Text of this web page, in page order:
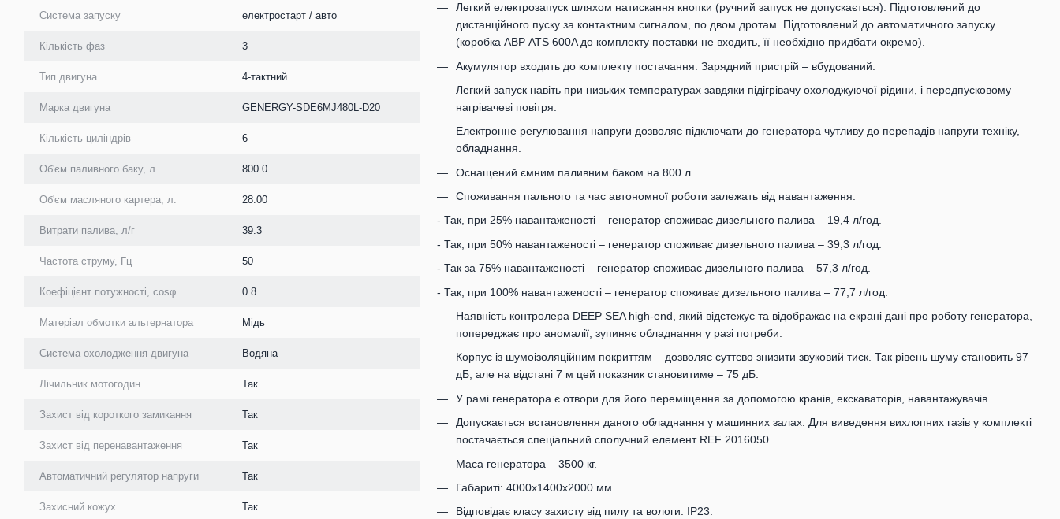
Система запуску електростарт / авто
Кількість фаз 3
Тип двигуна 4-тактний
Марка двигуна GENERGY-SDE6MJ480L-D20
Кількість циліндрів 6
Об'єм паливного баку, л. 800.0
Об'єм масляного картера, л. 28.00
Витрати палива, л/г 39.3
Частота струму, Гц 50
Коефіцієнт потужності, cosφ 0.8
Матеріал обмотки альтернатора Мідь
Система охолодження двигуна Водяна
Лічильник мотогодин Так
Захист від короткого замикання Так
Захист від перенавантаження Так
Автоматичний регулятор напруги Так
Захисний кожух Так
Легкий електрозапуск шляхом натискання кнопки (ручний запуск не допускається). Підготовлений до
дистанційного пуску за контактним сигналом, по двом дротам. Підготовлений до автоматичного запуску
(коробка АВР ATS 600A до комплекту поставки не входить, її необхідно придбати окремо).
Акумулятор входить до комплекту постачання. Зарядний пристрій – вбудований.
Легкий запуск навіть при низьких температурах завдяки підігрівачу охолоджуючої рідини, і передпусковому
нагрівачеві повітря.
Електронне регулювання напруги дозволяє підключати до генератора чутливу до перепадів напруги техніку,
обладнання.
Оснащений ємним паливним баком на 800 л.
Споживання пального та час автономної роботи залежать від навантаження:
- Так, при 25% навантаженості – генератор споживає дизельного палива – 19,4 л/год.
- Так, при 50% навантаженості – генератор споживає дизельного палива – 39,3 л/год.
- Так за 75% навантаженості – генератор споживає дизельного палива – 57,3 л/год.
- Так, при 100% навантаженості – генератор споживає дизельного палива – 77,7 л/год.
Наявність контролера DEEP SEA high-end, який відстежує та відображає на екрані дані про роботу генератора,
попереджає про аномалії, зупиняє обладнання у разі потреби.
Корпус із шумоізоляційним покриттям – дозволяє суттєво знизити звуковий тиск. Так рівень шуму становить 97
дБ, але на відстані 7 м цей показник становитиме – 75 дБ.
У рамі генератора є отвори для його переміщення за допомогою кранів, екскаваторів, навантажувачів.
Допускається встановлення даного обладнання у машинних залах. Для виведення вихлопних газів у комплекті
постачається спеціальний сполучний елемент REF 2016050.
Маса генератора – 3500 кг.
Габариті: 4000х1400х2000 мм.
Відповідає класу захисту від пилу та вологи: IP23.